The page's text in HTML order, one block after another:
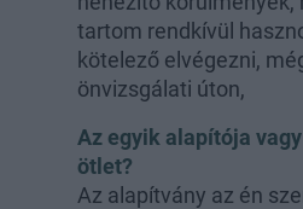
tartom rendkívül
kötelező elvégezni,
önvizsgálati úton,
Az egyik alapítója
ötlet?
Az alapítvány az én